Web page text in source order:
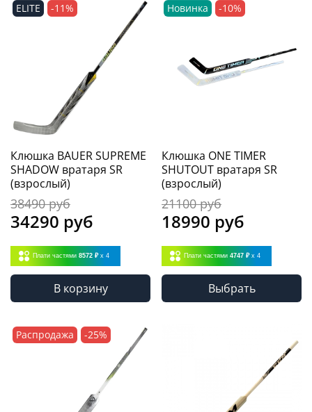
ELITE -11%
Клюшка BAUER SUPREME
SHADOW вратаря SR
(взрослый)
38490 руб
34290 руб
Плати частями 8572 ₽ x 4
В корзину
Новинка -10%
Клюшка ONE TIMER
SHUTOUT вратаря SR
(взрослый)
21100 руб
18990 руб
Плати частями 4747 ₽ x 4
Выбрать
Распродажа -25%